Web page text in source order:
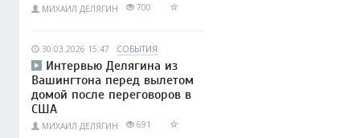
МИХАИЛ ДЕЛЯГИН 700
30.03.2026 15:47 СОБЫТИЯ
Интервью Делягина из
Вашингтона перед вылетом
домой после переговоров в
США
МИХАИЛ ДЕЛЯГИН 691